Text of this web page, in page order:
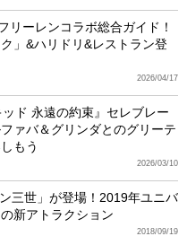
リーレンコラボ総合ガイド！
」&ハリドリ&レストラン登
2026/04/17
ッド 永遠の約束』セレブレー
ァバ＆グリンダとのグリーテ
もう
2026/03/10
三世」が登場！2019年ユニバ
新アトラクション
2018/09/19